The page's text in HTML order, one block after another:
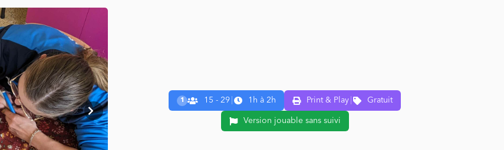
1 15 - 29 1h à 2h Print & Play Gratuit
Version jouable sans suivi